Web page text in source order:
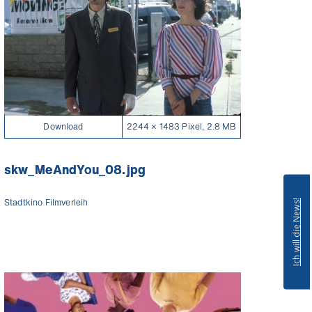
Download 2244 × 1483 Pixel, 2.8 MB
skw_MeAndYou_08.jpg
Stadtkino Filmverleih